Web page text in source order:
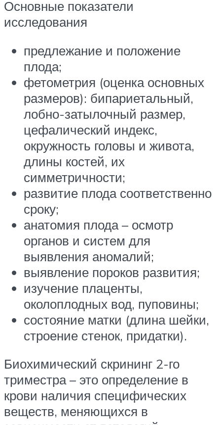
Основные показатели
исследования
предлежание и положение
плода;
фетометрия (оценка основных
размеров): бипариетальный,
лобно-затылочный размер,
цефалический индекс,
окружность головы и живота,
длины костей, их
симметричности;
развитие плода соответственно
сроку;
анатомия плода – осмотр
органов и систем для
выявления аномалий;
выявление пороков развития;
изучение плаценты,
околоплодных вод, пуповины;
состояние матки (длина шейки,
строение стенок, придатки).
Биохимический скрининг 2-го
триместра – это определение в
крови наличия специфических
веществ, меняющихся в